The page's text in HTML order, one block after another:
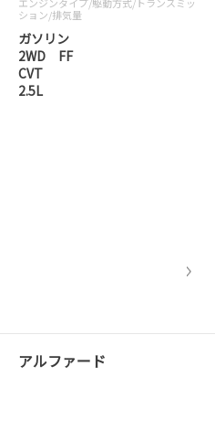
エンジンタイプ/駆動方式/ トランスミッ
ション/排気量
ガソリン
2WD FF
CVT
2.5L
アルファード